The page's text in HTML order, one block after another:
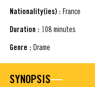
Nationality(ies) : France
Duration : 108 minutes
Genre : Drame
SYNOPSIS